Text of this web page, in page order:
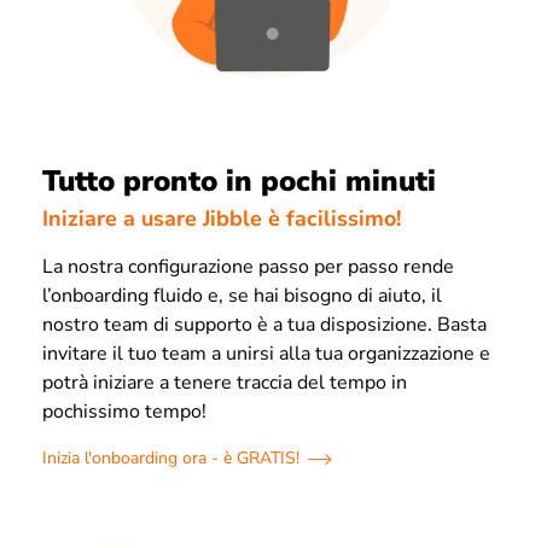
Tutto pronto in pochi minuti
Iniziare a usare Jibble è facilissimo!
La nostra configurazione passo per passo rende
l’onboarding fluido e, se hai bisogno di aiuto, il
nostro team di supporto è a tua disposizione. Basta
invitare il tuo team a unirsi alla tua organizzazione e
potrà iniziare a tenere traccia del tempo in
pochissimo tempo!
Inizia l'onboarding ora - è GRATIS!